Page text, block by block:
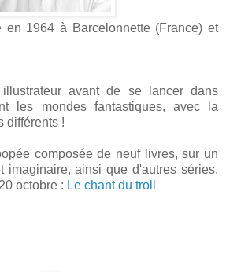
en 1964 à Barcelonnette (France) et
avant de se lancer dans
les mondes fantastiques, avec la
différents !
composée de neuf livres, sur un
imaginaire, ainsi que d'autres séries.
octobre : Le chant du troll